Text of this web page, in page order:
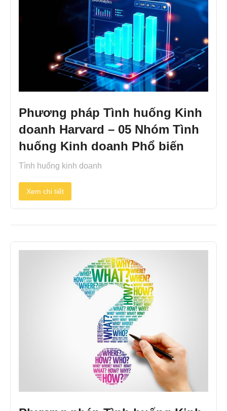
Phương pháp Tình huống Kinh
doanh Harvard – 05 Nhóm Tình
huống Kinh doanh Phổ biến
Tình huống kinh doanh
Xem chi tiết